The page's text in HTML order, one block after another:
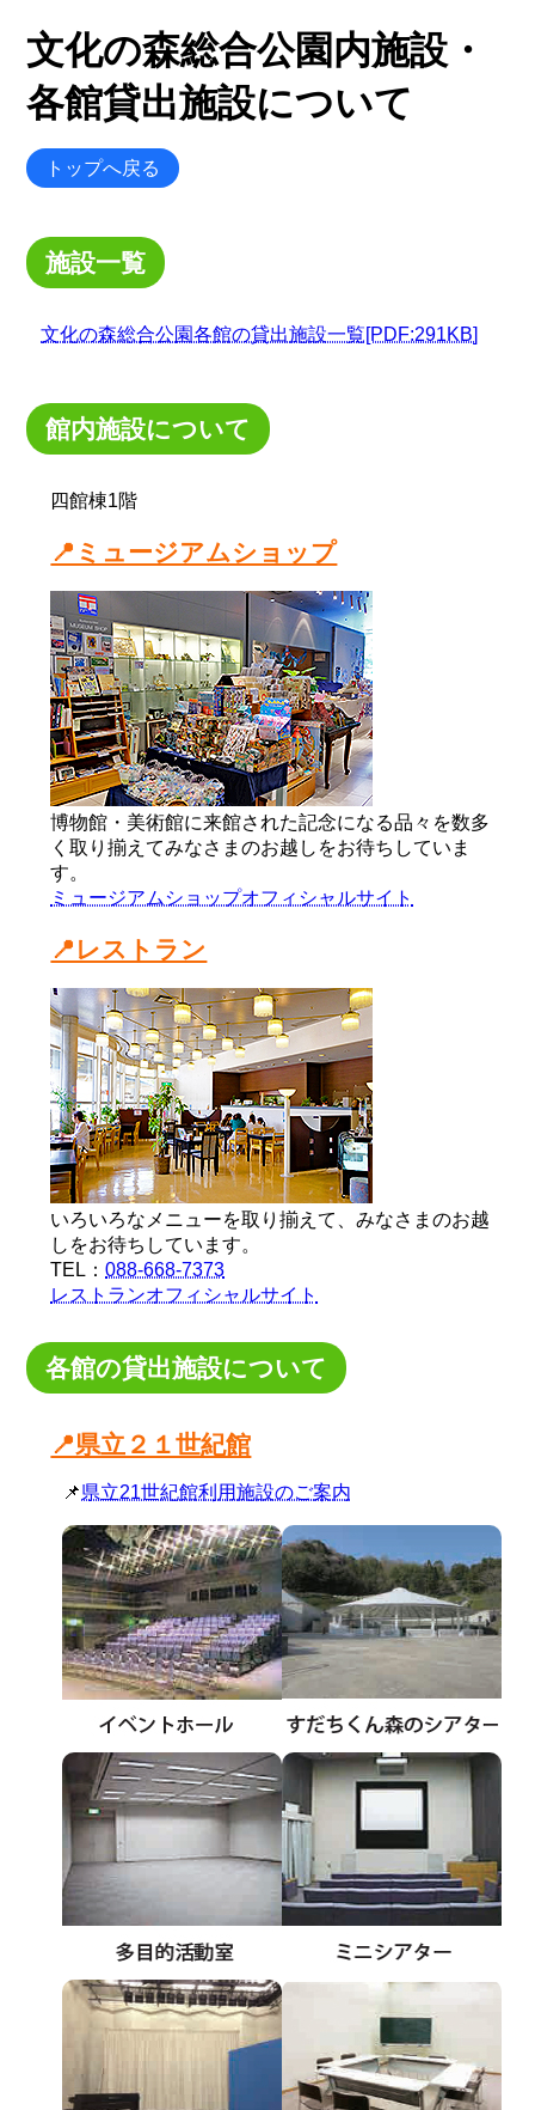
文化の森総合公園内施設・
各館貸出施設について
トップへ戻る
施設一覧
文化の森総合公園各館の貸出施設一覧[PDF:291KB]
館内施設について
四館棟1階
📍ミュージアムショップ
博物館・美術館に来館された記念になる品々を数多
く取り揃えてみなさまのお越しをお待ちしていま
す。
ミュージアムショップオフィシャルサイト
📍レストラン
いろいろなメニューを取り揃えて、みなさまのお越
しをお待ちしています。
TEL：088-668-7373
レストランオフィシャルサイト
各館の貸出施設について
📍県立２１世紀館
📌県立21世紀館利用施設のご案内